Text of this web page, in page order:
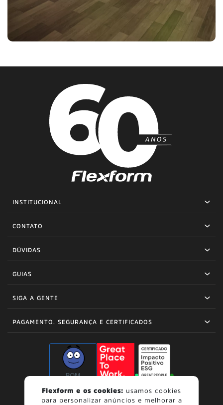
INSTITUCIONAL
CONTATO
DÚVIDAS
GUIAS
SIGA A GENTE
PAGAMENTO, SEGURANÇA E CERTIFICADOS
BOM
Flexform e os cookies: usamos cookies
para personalizar anúncios e melhorar a